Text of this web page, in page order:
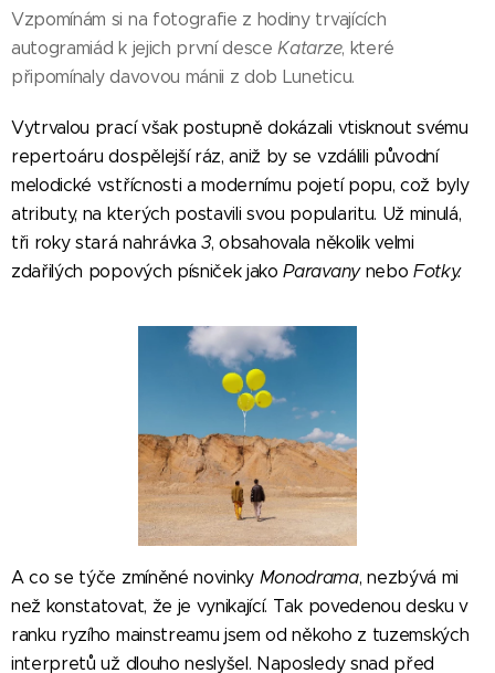
Vzpomínám si na fotografie z hodiny trvajících
autogramiád k jejich první desceKatarze, které
připomínaly davovou mánii z dob Luneticu.
Vytrvalou prací však postupně dokázali vtisknout svému
repertoáru dospělejší ráz, aniž by se vzdálili původní
melodické vstřícnosti a modernímu pojetí popu, což byly
atributy, na kterých postavili svou popularitu. Už minulá,
tři roky stará nahrávka3, obsahovala několik velmi
zdařilých popových písniček jakoParavanynebo Fotky.
A co se týče zmíněné novinky Monodrama, nezbývá mi
než konstatovat, že je vynikající. Tak povedenou desku v
ranku ryzího mainstreamu jsem od někoho z tuzemských
interpretů už dlouho neslyšel. Naposledy snad před